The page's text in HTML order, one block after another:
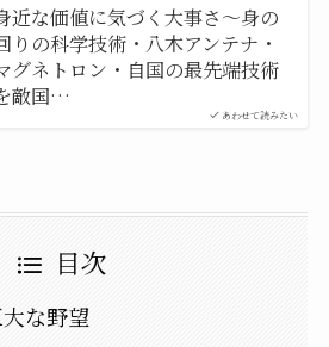
あわせて読みたい
近な価値に気づく大事さ〜身の
りの科学技術・八木アンテナ・
グネトロン・自国の最先端技術
敵国…
目次
な野望